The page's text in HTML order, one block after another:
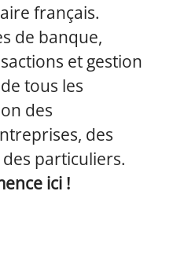
français.
de banque,
et gestion
tous les
des
des
particuliers.
ici !